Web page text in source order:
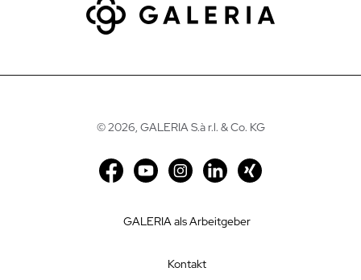
©2026, GALERIA S.à r.l. & Co. KG
GALERIA als Arbeitgeber
Kontakt